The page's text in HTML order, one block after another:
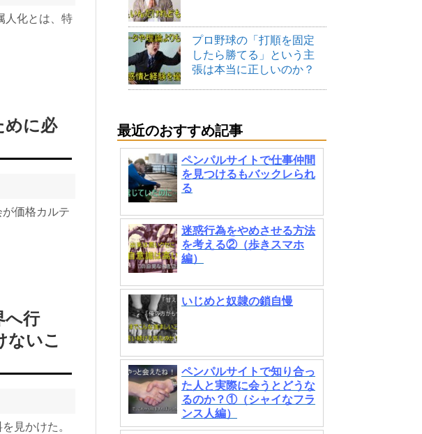
人化とは、特
めに必
価格カルテ
へ行
ないこ
見かけた。
プロ野球の「打順を固定
したら勝てる」という主
張は本当に正しいのか？
最近のおすすめ記事
ペンパルサイトで仕事仲間
を見つけるもバックレられ
る
迷惑行為をやめさせる方法
を考える②（歩きスマホ
編）
いじめと奴隷の鎖自慢
ペンパルサイトで知り合っ
た人と実際に会うとどうな
るのか？①（シャイなフラ
ンス人編）